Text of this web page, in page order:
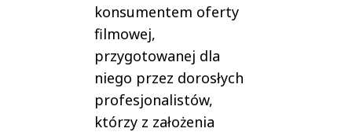
konsumentem oferty
filmowej,
przygotowanej dla
niego przez dorosłych
profesjonalistów,
którzy z założenia